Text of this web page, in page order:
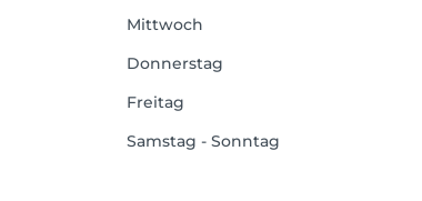
Mittwoch
Donnerstag
Freitag
Samstag - Sonntag